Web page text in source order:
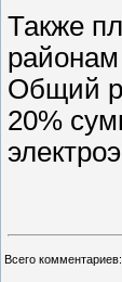
Также
районам
Общий
20%
Всего комментариев: